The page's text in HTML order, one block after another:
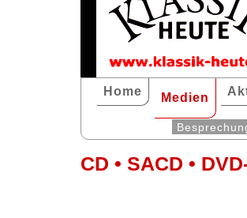
Home Medien
CD • SACD •